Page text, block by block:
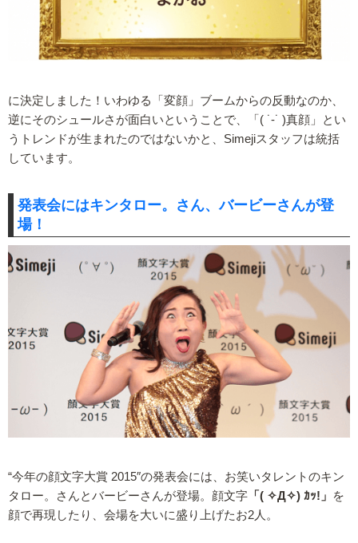
に決定しました！いわゆる「変顔」ブームからの反動なのか、
逆にそのシュールさが面白いということで、「( ˙-˙ )真顔」とい
うトレンドが生まれたのではないかと、Simejiスタッフは統括
しています。
発表会にはキンタロー。さん、バービーさんが登
場！
“今年の顔文字大賞 2015″の発表会には、お笑いタレントのキン
タロー。さんとバービーさんが登場。顔文字 「( ✧Д✧) ｶｯ!」
を
顔で再現したり、会場を大いに盛り上げたお2人。